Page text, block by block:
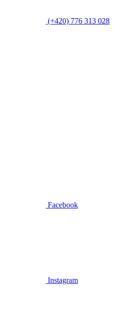
(+420) 776 313 028
Facebook
Instagram